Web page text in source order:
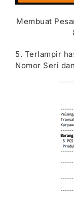
Membuat
5. Terlampir
Nomor Seri